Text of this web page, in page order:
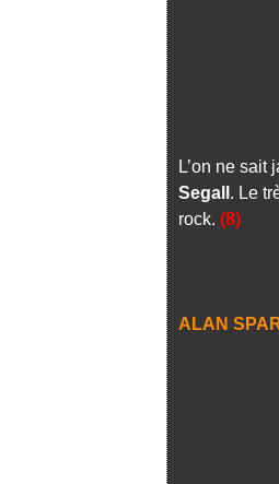
L’on ne
Segall . Le
rock. (8)
ALAN